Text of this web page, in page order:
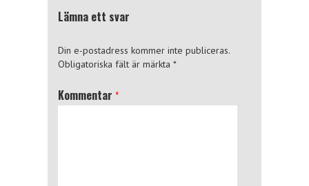
Lämna ett svar
Din e-postadress kommer inte publiceras.
Obligatoriska fält är märkta *
Kommentar *